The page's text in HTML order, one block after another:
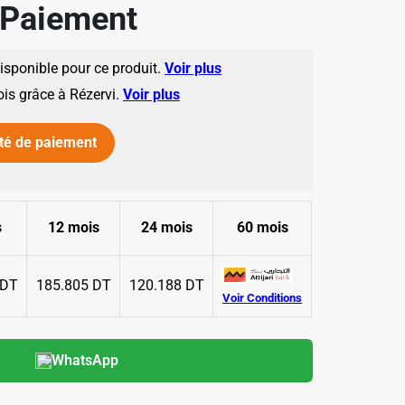
pour ce produit.Voir plus
grâce à Rézervi.Voir plus
de paiement
12 mois 24 mois 60 mois
185.805 DT 120.188 DT
Voir Conditions
WhatsApp